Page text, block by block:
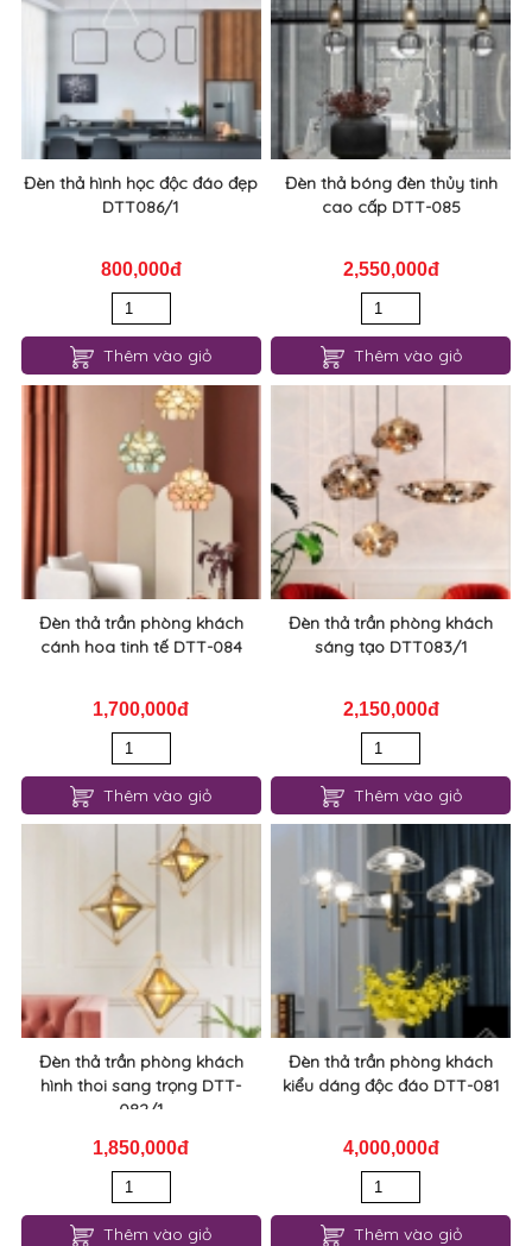
Đèn thả hình học độc đáo đẹp
DTT086/1
800,000đ
Thêm vào giỏ
Đèn thả bóng đèn thủy tinh
cao cấp DTT-085
2,550,000đ
Thêm vào giỏ
Đèn thả trần phòng khách
cánh hoa tinh tế DTT-084
1,700,000đ
Thêm vào giỏ
Đèn thả trần phòng khách
sáng tạo DTT083/1
2,150,000đ
Thêm vào giỏ
Đèn thả trần phòng khách
hình thoi sang trọng DTT-
082/1
1,850,000đ
Thêm vào giỏ
Đèn thả trần phòng khách
kiểu dáng độc đáo DTT-081
4,000,000đ
Thêm vào giỏ